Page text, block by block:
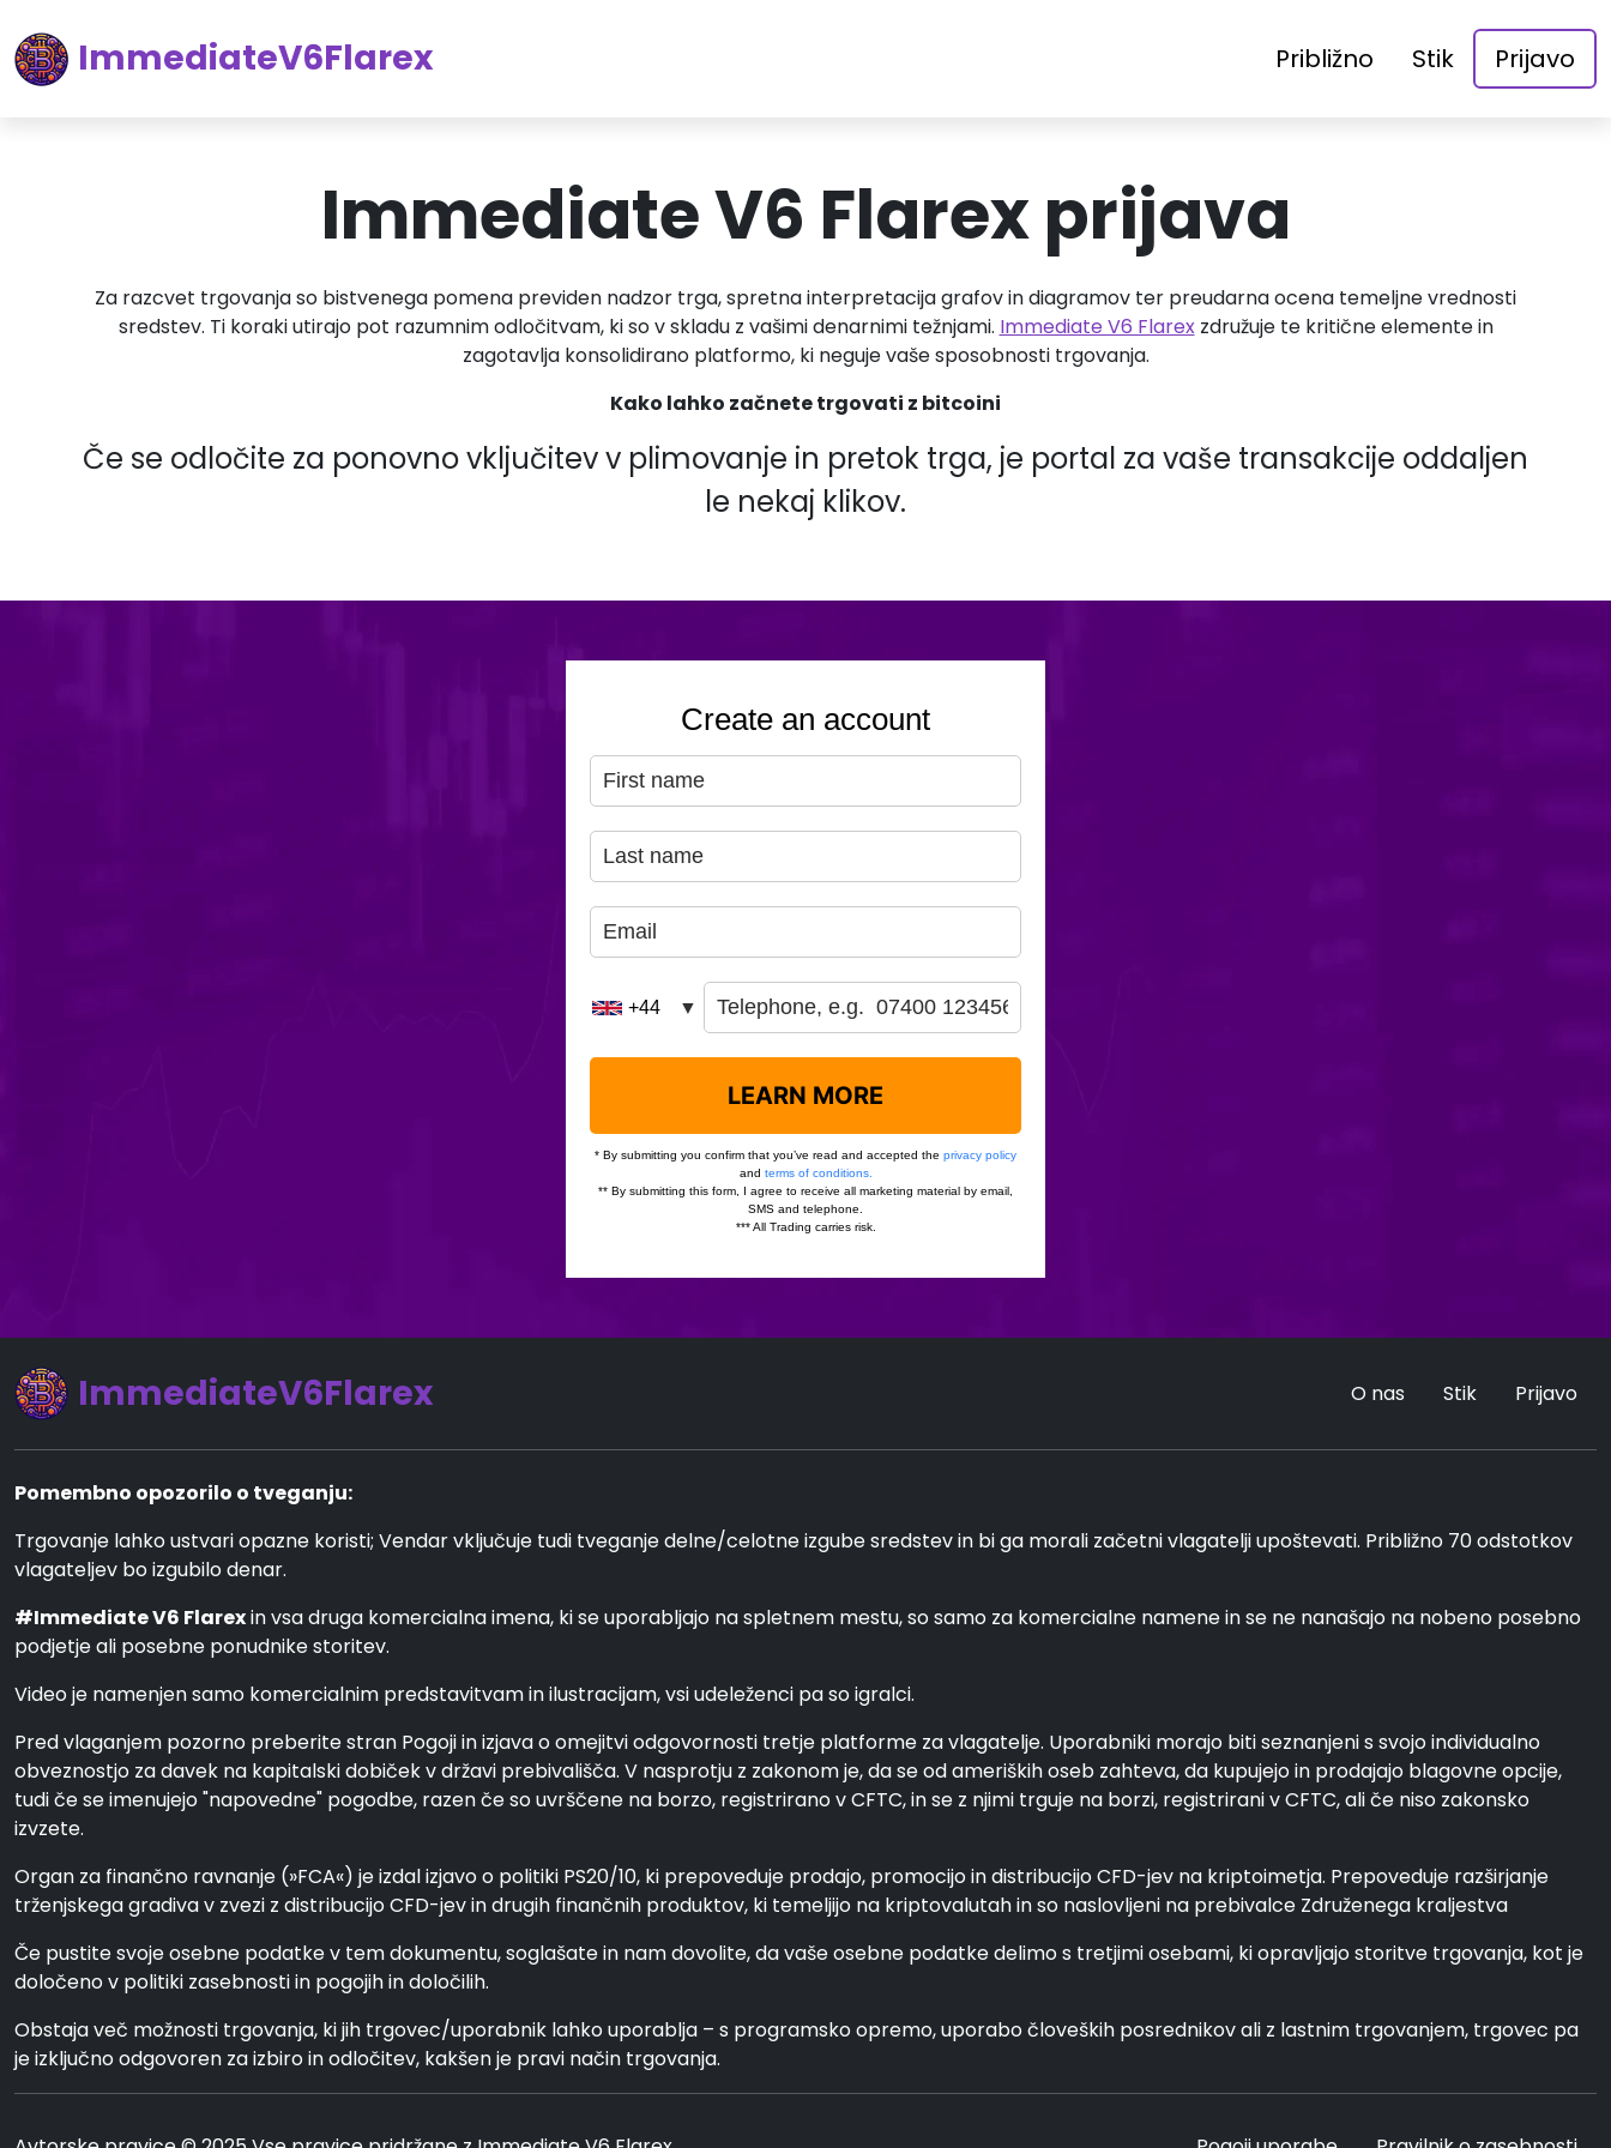
ImmediateV6Flarex Približno Stik Prijavo
Immediate V6 Flarex prijava
Za razcvet trgovanja so bistvenega pomena previden nadzor trga, spretna interpretacija grafov in diagramov ter preudarna ocena temeljne vrednosti
sredstev. Ti koraki utirajo pot razumnim odločitvam, ki so v skladu z vašimi denarnimi težnjami. Immediate V6 Flarexzdružuje te kritične elemente in
zagotavlja konsolidirano platformo, ki neguje vaše sposobnosti trgovanja.
Kako lahko začnete trgovati z bitcoini
Če se odločite za ponovno vključitev v plimovanje in pretok trga, je portal za vaše transakcije oddaljen
le nekaj klikov.
ImmediateV6Flarex O nas Stik Prijavo
Pomembno opozorilo o tveganju:
Trgovanje lahko ustvari opazne koristi; Vendar vključuje tudi tveganje delne/celotne izgube sredstev in bi ga morali začetni vlagatelji upoštevati. Približno 70 odstotkov
vlagateljev bo izgubilo denar.
#Immediate V6 Flarexin vsa druga komercialna imena, ki se uporabljajo na spletnem mestu, so samo za komercialne namene in se ne nanašajo na nobeno posebno
podjetje ali posebne ponudnike storitev.
Video je namenjen samo komercialnim predstavitvam in ilustracijam, vsi udeleženci pa so igralci.
Pred vlaganjem pozorno preberite stran Pogoji in izjava o omejitvi odgovornosti tretje platforme za vlagatelje. Uporabniki morajo biti seznanjeni s svojo individualno
obveznostjo za davek na kapitalski dobiček v državi prebivališča. V nasprotju z zakonom je, da se od ameriških oseb zahteva, da kupujejo in prodajajo blagovne opcije,
tudi če se imenujejo "napovedne" pogodbe, razen če so uvrščene na borzo, registrirano v CFTC, in se z njimi trguje na borzi, registrirani v CFTC, ali če niso zakonsko
izvzete.
Organ za finančno ravnanje (»FCA«) je izdal izjavo o politiki PS20/10, ki prepoveduje prodajo, promocijo in distribucijo CFD-jev na kriptoimetja. Prepoveduje razširjanje
trženjskega gradiva v zvezi z distribucijo CFD-jev in drugih finančnih produktov, ki temeljijo na kriptovalutah in so naslovljeni na prebivalce Združenega kraljestva
Če pustite svoje osebne podatke v tem dokumentu, soglašate in nam dovolite, da vaše osebne podatke delimo s tretjimi osebami, ki opravljajo storitve trgovanja, kot je
določeno v politiki zasebnosti in pogojih in določilih.
Obstaja več možnosti trgovanja, ki jih trgovec/uporabnik lahko uporablja – s programsko opremo, uporabo človeških posrednikov ali z lastnim trgovanjem, trgovec pa
je izključno odgovoren za izbiro in odločitev, kakšen je pravi način trgovanja.